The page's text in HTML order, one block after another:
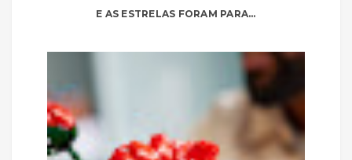
E AS ESTRELAS FORAM PARA...